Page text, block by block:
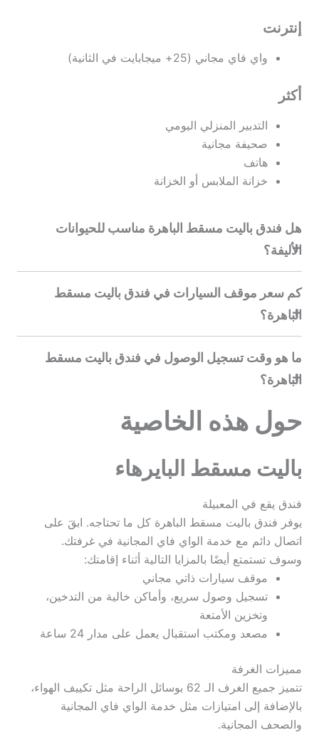
إنترنت
واي فاي مجاني (25+ ميجابايت في الثانية)
أكثر
التدبير المنزلي اليومي
صحيفة مجانية
هاتف
خزانة الملابس أو الخزانة
هل فندق باليت مسقط الباهرة مناسب للحيوانات
الأليفة؟
كم سعر موقف السيارات في فندق باليت مسقط
الباهرة؟
ما هو وقت تسجيل الوصول في فندق باليت مسقط
الباهرة؟
حول هذه الخاصية
باليت مسقط البايرهاء
فندق يقع في المعبيلة
يوفر فندق باليت مسقط الباهرة كل ما تحتاجه. ابقَ على
اتصال دائم مع خدمة الواي فاي المجانية في غرفتك.
وسوف تستمتع أيضًا بالمزايا التالية أثناء إقامتك:
موقف سيارات ذاتي مجاني
تسجيل وصول سريع، وأماكن خالية من التدخين،
وتخزين الأمتعة
مصعد ومكتب استقبال يعمل على مدار 24 ساعة
مميزات الغرفة
تتميز جميع الغرف الـ 62 بوسائل الراحة مثل تكييف الهواء،
بالإضافة إلى امتيازات مثل خدمة الواي فاي المجانية
والصحف المجانية.